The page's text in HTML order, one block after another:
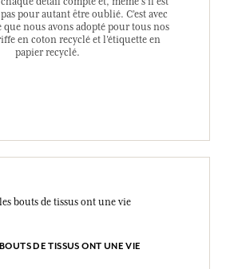
pour autant être oublié. C’est avec
nous avons adopté pour tous nos
en coton recyclé et l’étiquette en
papier recyclé.
DE TISSUS ONT UNE VIE